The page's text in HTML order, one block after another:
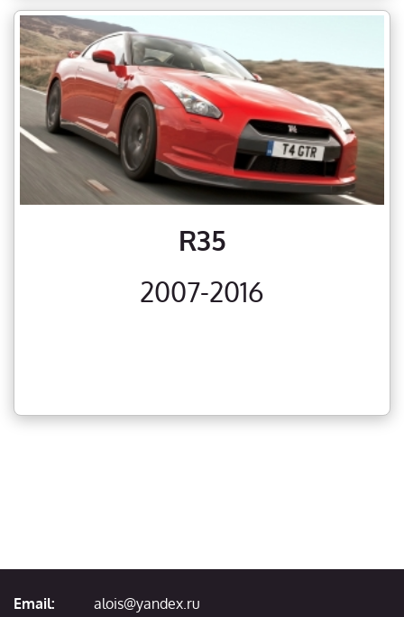
R35
2007-2016
Email: alois@yandex.ru